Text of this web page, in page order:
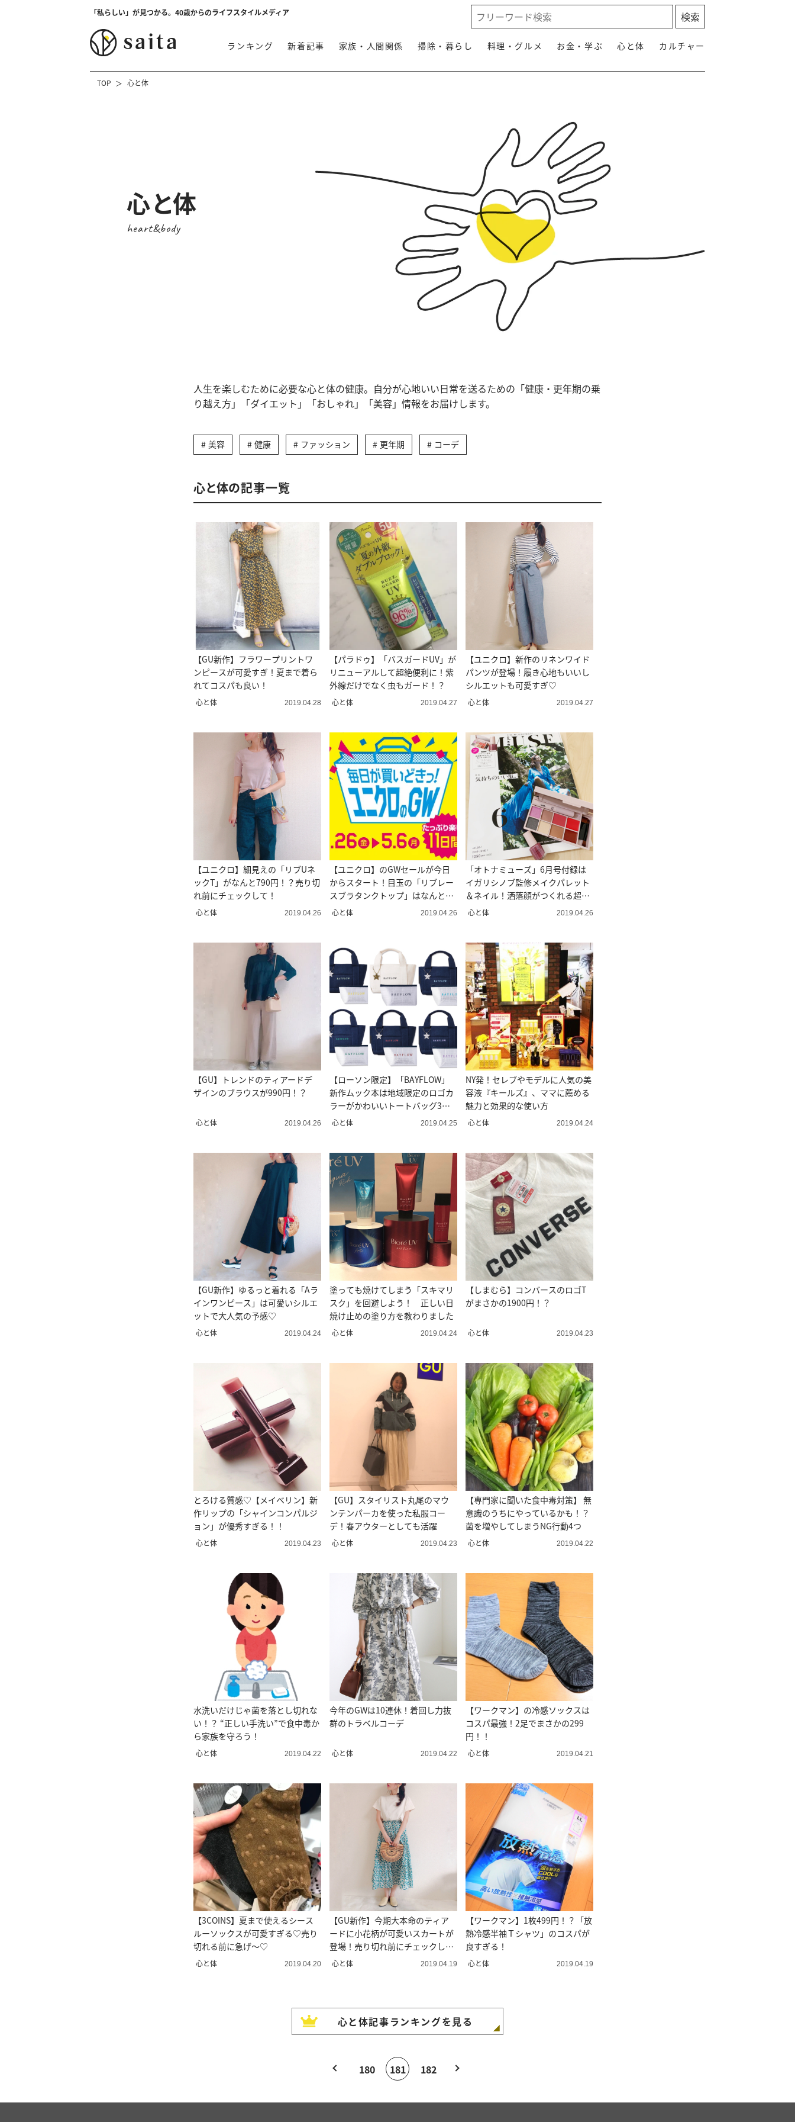
「私らしい」が見つかる。40歳からのライフスタイルメディア
ランキング 新着記事 家族・人間関係 掃除・暮らし 料理・グルメ お金・学ぶ 心と体 カルチャー
TOP 心と体
心と体
heart&body
人生を楽しむために必要な心と体の健康。自分が心地いい日常を送るための「健康・更年期の乗
り越え方」「ダイエット」「おしゃれ」「美容」情報をお届けします。
美容 健康 ファッション 更年期 コーデ
心と体の記事一覧
【GU新作】フラワープリントワ
ンピースが可愛すぎ！夏まで着ら
れてコスパも良い！
心と体 2019.04.28
【パラドゥ】「バスガードUV」が
リニューアルして超絶便利に！紫
外線だけでなく虫もガード！？
心と体 2019.04.27
【ユニクロ】新作のリネンワイド
パンツが登場！履き心地もいいし
シルエットも可愛すぎ♡
心と体 2019.04.27
【ユニクロ】細見えの「リブUネ
ックT」がなんと790円！？売り切
れ前にチェックして！
心と体 2019.04.26
【ユニクロ】のGWセールが今日
からスタート！目玉の「リブレー
スブラタンクトップ」はなんと半
額！？
心と体 2019.04.26
「オトナミューズ」6月号付録は
イガリシノブ監修メイクパレット
＆ネイル！洒落顔がつくれる超優
秀コスメ♡
心と体 2019.04.26
【GU】トレンドのティアードデ
ザインのブラウスが990円！？
心と体 2019.04.26
【ローソン限定】「BAYFLOW」
新作ムック本は地域限定のロゴカ
ラーがかわいいトートバッグ3点
セット
心と体 2019.04.25
NY発！セレブやモデルに人気の美
容液『キールズ』、ママに薦める
魅力と効果的な使い方
心と体 2019.04.24
【GU新作】ゆるっと着れる「Aラ
インワンピース」は可愛いシルエ
ットで大人気の予感♡
心と体 2019.04.24
塗っても焼けてしまう「スキマリ
スク」を回避しよう！ 正しい日
焼け止めの塗り方を教わりました
心と体 2019.04.24
【しまむら】コンバースのロゴT
がまさかの1900円！？
心と体 2019.04.23
とろける質感♡【メイベリン】新
作リップの「シャインコンパルジ
ョン」が優秀すぎる！！
心と体 2019.04.23
【GU】スタイリスト丸尾のマウ
ンテンパーカを使った私服コー
デ！春アウターとしても活躍
心と体 2019.04.23
【専門家に聞いた食中毒対策】 無
意識のうちにやっているかも！？
菌を増やしてしまうNG行動4つ
心と体 2019.04.22
水洗いだけじゃ菌を落とし切れな
い！？ “正しい手洗い”で食中毒か
ら家族を守ろう！
心と体 2019.04.22
今年のGWは10連休！着回し力抜
群のトラベルコーデ
心と体 2019.04.22
【ワークマン】の冷感ソックスは
コスパ最強！2足でまさかの299
円！！
心と体 2019.04.21
【3COINS】夏まで使えるシース
ルーソックスが可愛すぎる♡売り
切れる前に急げ〜♡
心と体 2019.04.20
【GU新作】今期大本命のティア
ードに小花柄が可愛いスカートが
登場！売り切れ前にチェックし
て！
心と体 2019.04.19
【ワークマン】1枚499円！？「放
熱冷感半袖Ｔシャツ」のコスパが
良すぎる！
心と体 2019.04.19
心と体記事ランキングを見る
180 181 182